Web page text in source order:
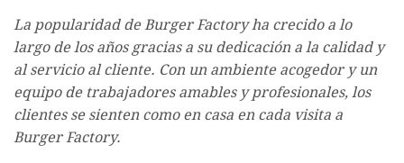
La popularidad de Burger Factory ha crecido a lo
largo de los años gracias a su dedicación a la calidad y
al servicio al cliente. Con un ambiente acogedor y un
equipo de trabajadores amables y profesionales, los
clientes se sienten como en casa en cada visita a
Burger Factory.